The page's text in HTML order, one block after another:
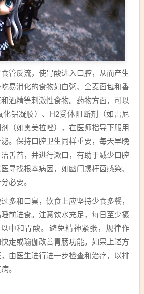
管反流，使胃酸进入口腔，从而产生
易消化的食物如白粥、全麦面包和香
酒精等刺激性食物。药物方面，可以
铝凝胶）、H2受体阻断剂（如雷尼
（如奥美拉唑），在医师指导下服用
。保持口腔卫生同样重要，每天早晚
舌苔，并进行漱口，有助于减少口腔
寻找根本病因，如幽门螺杆菌感染、
必要。
多和口臭，饮食上应坚持少食多餐，
前进食。注意饮水充足，每日至少摄
中和胃酸。避免精神紧张，规律作
走或瑜伽改善胃肠功能。如果上述方
由医生进行进一步检查和治疗，以排
。